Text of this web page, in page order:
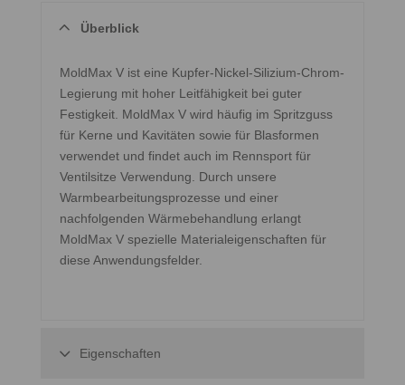
Überblick
MoldMax V ist eine Kupfer-Nickel-Silizium-Chrom-
Legierung mit hoher Leitfähigkeit bei guter
Festigkeit. MoldMax V wird häufig im Spritzguss
für Kerne und Kavitäten sowie für Blasformen
verwendet und findet auch im Rennsport für
Ventilsitze Verwendung. Durch unsere
Warmbearbeitungsprozesse und einer
nachfolgenden Wärmebehandlung erlangt
MoldMax V spezielle Materialeigenschaften für
diese Anwendungsfelder.
Eigenschaften